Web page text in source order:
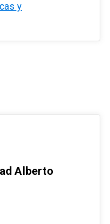
y
Alberto